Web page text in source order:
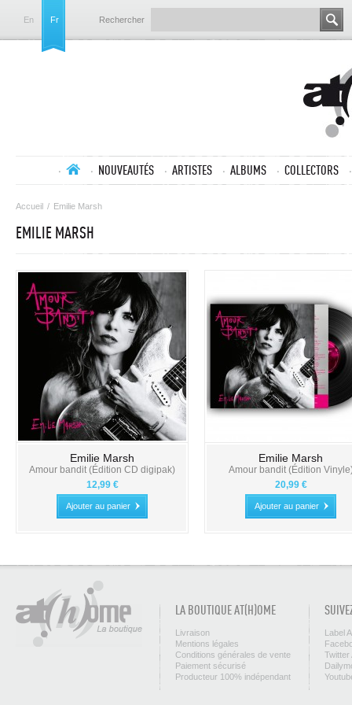
En Fr Rechercher
NOUVEAUTÉS ARTISTES ALBUMS COLLECTORS
Accueil / Emilie Marsh
EMILIE MARSH
Emilie Marsh
Amour bandit (Édition CD digipak)
12,99 €
Ajouter au panier
Emilie Marsh
Amour bandit (Édition
20,99 €
Ajouter au panier
LA BOUTIQUE AT(H)OME
Livraison
Mentions légales
Conditions générales de vente
Paiement sécurisé
Producteur 100% indépendant
Label
Twitter